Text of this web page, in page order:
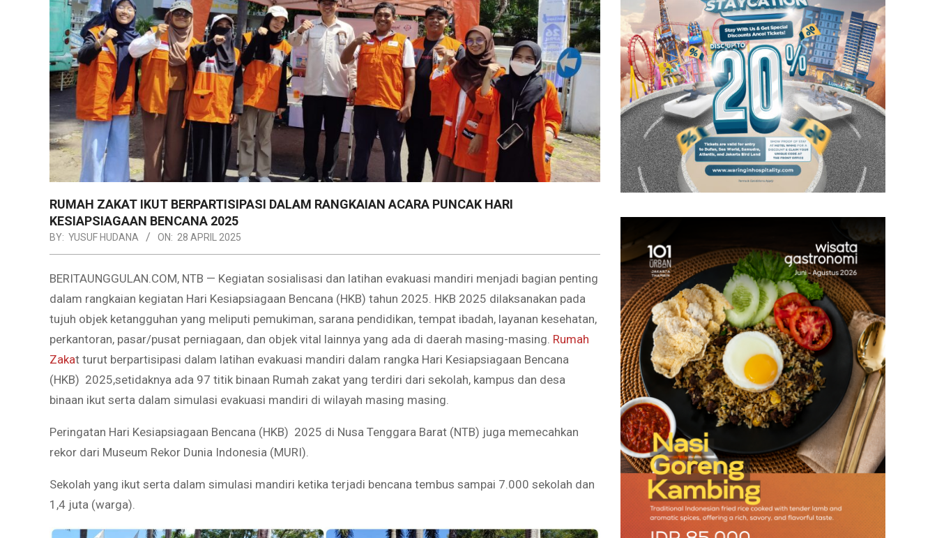
RUMAH ZAKAT IKUT BERPARTISIPASI DALAM RANGKAIAN ACARA PUNCAK HARI
KESIAPSIAGAAN BENCANA 2025
BY: YUSUF HUDANA ON: 28 APRIL 2025
BERITAUNGGULAN.COM, NTB — Kegiatan sosialisasi dan latihan evakuasi mandiri menjadi bagian penting
dalam rangkaian kegiatan Hari Kesiapsiagaan Bencana (HKB) tahun 2025. HKB 2025 dilaksanakan pada
tujuh objek ketangguhan yang meliputi pemukiman, sarana pendidikan, tempat ibadah, layanan kesehatan,
perkantoran, pasar/pusat perniagaan, dan objek vital lainnya yang ada di daerah masing-masing. Rumah
Zakat turut berpartisipasi dalam latihan evakuasi mandiri dalam rangka Hari Kesiapsiagaan Bencana
(HKB) 2025,setidaknya ada 97 titik binaan Rumah zakat yang terdiri dari sekolah, kampus dan desa
binaan ikut serta dalam simulasi evakuasi mandiri di wilayah masing masing.
Peringatan Hari Kesiapsiagaan Bencana (HKB) 2025 di Nusa Tenggara Barat (NTB) juga memecahkan
rekor dari Museum Rekor Dunia Indonesia (MURI).
Sekolah yang ikut serta dalam simulasi mandiri ketika terjadi bencana tembus sampai 7.000 sekolah dan
1,4 juta (warga).